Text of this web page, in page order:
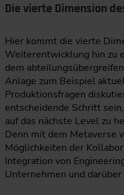
Die vierte Dimension
Hier kommt die vierte
Weiterentwicklung hin zu
dem
Anlage zum Beispiel
Produktionsfragen
entscheidende Schritt
auf das nächste Level zu
Denn mit dem Metaverse
Möglichkeiten der
Integration von
Unternehmen und darüber